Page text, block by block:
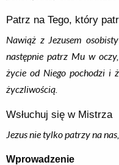
Patrz na Tego, który
Nawiąż z Jezusem
następnie patrz Mu w
życie od Niego pochodzi i
życzliwością.
Wsłuchuj się w Mistrza
Jezus nie tylko patrzy na
Wprowadzenie